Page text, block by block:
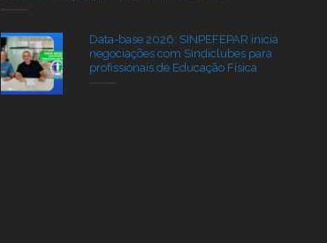
Data-base 2026: SINPEFEPAR inicia
negociações com Sindiclubes para
profissionais de Educação Física